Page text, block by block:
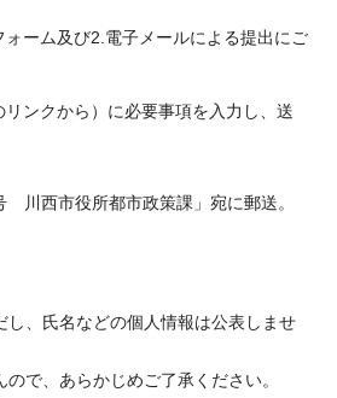
ーム及び2.電子メールによる提出にご
ンクから）に必要事項を入力し、送
西市役所都市政策課」宛に郵送。
、氏名などの個人情報は公表しませ
で、あらかじめご了承ください。